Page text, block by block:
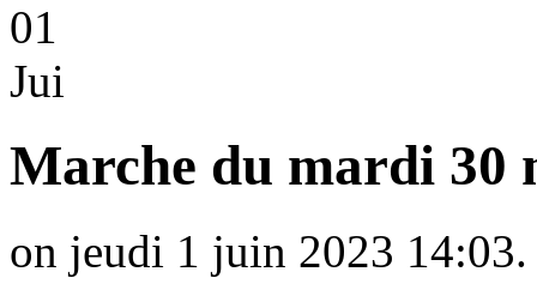
01
Jui
Marche du mardi 30
on jeudi 1 juin 2023 14:03.